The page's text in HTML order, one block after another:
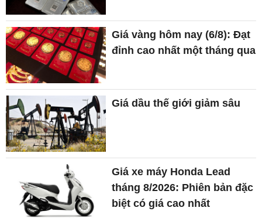
Giá vàng hôm nay (6/8): Đạt
đỉnh cao nhất một tháng qua
Giá dầu thế giới giảm sâu
Giá xe máy Honda Lead
tháng 8/2026: Phiên bản đặc
biệt có giá cao nhất